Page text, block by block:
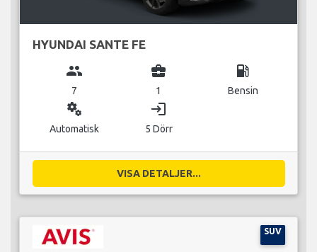
HYUNDAI SANTE FE
group
7
business_center
1
local_gas_station
Bensin
miscellaneous_services
Automatisk
login
5 Dörr
VISA DETALJER...
SUV